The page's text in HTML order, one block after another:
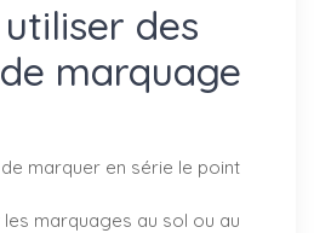
des
marquage
marquer en série le point
marquages au sol ou au